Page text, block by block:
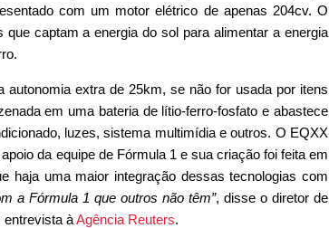
com um motor elétrico de apenas 204cv. O
captam a energia do sol para alimentar a energia
autonomia extra de 25km, se não for usada por itens
em uma bateria de lítio-ferro-fosfato e abastece
luzes, sistema multimídia e outros. O EQXX
da equipe de Fórmula 1 e sua criação foi feita em
haja uma maior integração dessas tecnologias com
a Fórmula 1 que outros não têm”, disse o diretor de
entrevista àAgência Reuters.